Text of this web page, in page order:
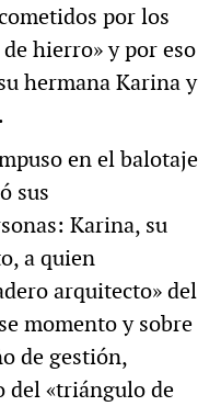
por los
hierro» y por eso
hermana Karina y
en el balotaje
sus
Karina, su
a quien
arquitecto» del
momento y sobre
de gestión,
del «triángulo de